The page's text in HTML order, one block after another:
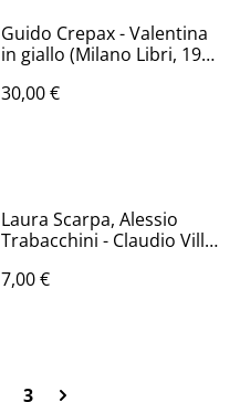
Guido Crepax - Valentina
in giallo (Milano Libri, 1976
30,00 €
Laura Scarpa, Alessio
Trabacchini - Claudio Villa
7,00 €
3